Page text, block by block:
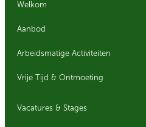
Welkom
Aanbod
Arbeidsmatige Activiteiten
Vrije Tijd & Ontmoeting
Vacatures & Stages